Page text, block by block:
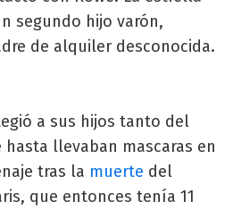
segundo hijo varón,
de alquiler desconocida.
a sus hijos tanto del
llevaban mascaras en
tras la muerte del
que entonces tenía 11